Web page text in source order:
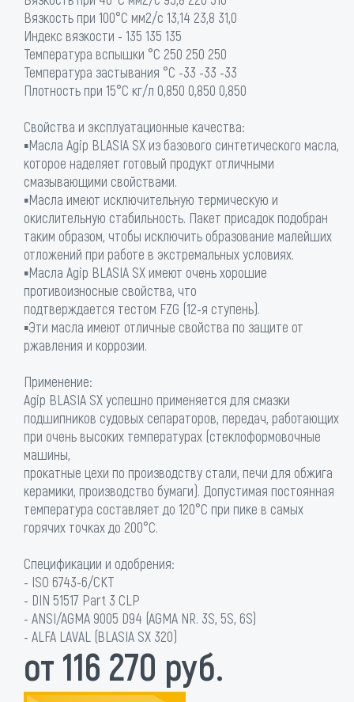
Вязкость при 100°С мм2/с 13,14 23,8 31,0
Индекс вязкости - 135 135 135
Температура вспышки °C 250 250 250
Температура застывания °C -33 -33 -33
Плотность при 15°С кг/л 0,850 0,850 0,850
Свойства и эксплуатационные качества:
▪Масла Agip BLASIA SX из базового синтетического масла,
которое наделяет готовый продукт отличными
смазывающими свойствами.
▪Масла имеют исключительную термическую и
окислительную стабильность. Пакет присадок подобран
таким образом, чтобы исключить образование малейших
отложений при работе в экстремальных условиях.
▪Масла Agip BLASIA SX имеют очень хорошие
противоизносные свойства, что
подтверждается тестом FZG (12-я ступень).
▪Эти масла имеют отличные свойства по защите от
ржавления и коррозии.
Применение:
Agip BLASIA SX успешно применяется для смазки
подшипников судовых сепараторов, передач, работающих
при очень высоких температурах (стеклоформовочные
машины,
прокатные цехи по производству стали, печи для обжига
керамики, производство бумаги). Допустимая постоянная
температура составляет до 120°С при пике в самых
горячих точках до 200°С.
Спецификации и одобрения:
- ISO 6743-6/CKT
- DIN 51517 Part 3 CLP
- ANSI/AGMA 9005 D94 (AGMA NR. 3S, 5S, 6S)
- ALFA LAVAL (BLASIA SX 320)
от 116 270 руб.